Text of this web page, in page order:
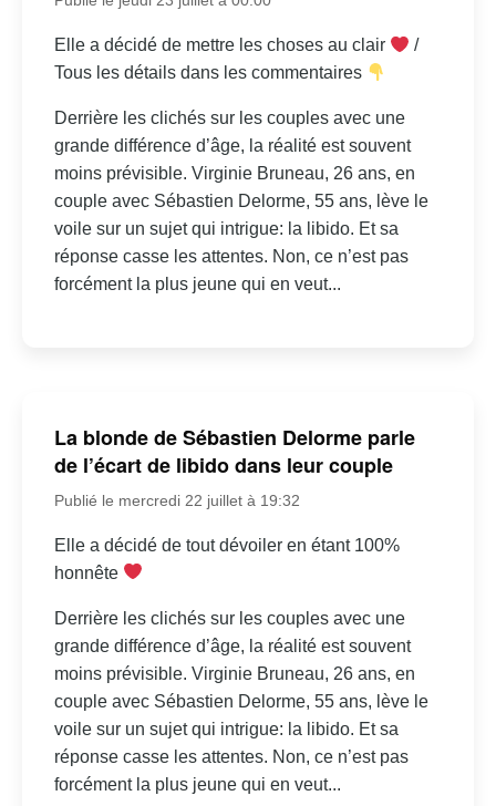
Elle a décidé de mettre les choses au clair
/
Tous les détails dans les commentaires
Derrière les clichés sur les couples avec une
grande différence d’âge, la réalité est souvent
moins prévisible. Virginie Bruneau, 26 ans, en
couple avec Sébastien Delorme, 55 ans, lève le
voile sur un sujet qui intrigue: la libido. Et sa
réponse casse les attentes. Non, ce n’est pas
forcément la plus jeune qui en veut...
La blonde de Sébastien Delorme parle
de l’écart de libido dans leur couple
Publié le mercredi 22 juillet à 19:32
Elle a décidé de tout dévoiler en étant 100%
honnête
Derrière les clichés sur les couples avec une
grande différence d’âge, la réalité est souvent
moins prévisible. Virginie Bruneau, 26 ans, en
couple avec Sébastien Delorme, 55 ans, lève le
voile sur un sujet qui intrigue: la libido. Et sa
réponse casse les attentes. Non, ce n’est pas
forcément la plus jeune qui en veut...